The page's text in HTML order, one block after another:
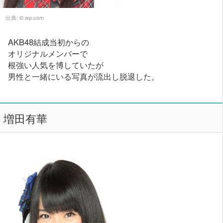
出典: i0.wp.com
AKB48結成当初からの
オリジナルメンバーで
根強い人気を博していたが
男性と一緒にいる写真が流出し脱退した。
増田有華